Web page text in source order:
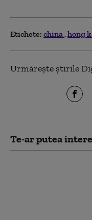
Etichete: china hong
Urmărește știrile
Te-ar putea